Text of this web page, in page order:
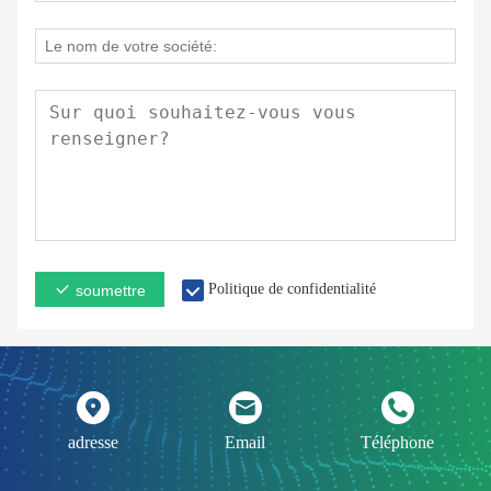
soumettre Politique de confidentialité
adresse Email Téléphone